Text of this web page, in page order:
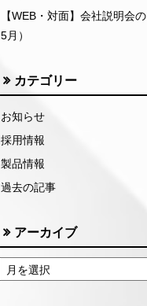
【WEB・対面】会社説明会
5月）
カテゴリー
お知らせ
採用情報
製品情報
過去の記事
アーカイブ